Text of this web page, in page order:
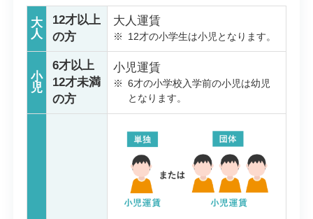
大
人
12才以上
の方
大人運賃
※ 12才の小学生は小児となります。
小
児
6才以上
12才未満
の方
小児運賃
※ 6才の小学校入学前の小児は幼児
となります。